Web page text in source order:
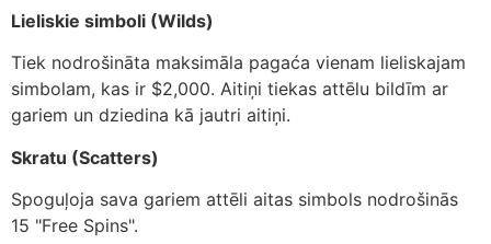
Lieliskie simboli (Wilds)
Tiek nodrošināta maksimāla pagaća vienam lieliskajam
simbolam, kas ir $2,000. Aitiņi tiekas attēlu bildīm ar
gariem un dziedina kā jautri aitiņi.
Skratu (Scatters)
Spoguļoja sava gariem attēli aitas simbols nodrošinās
15 "Free Spins".